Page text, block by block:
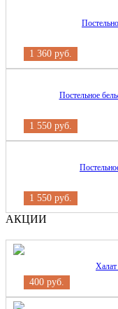
1 360 руб.
Постельное
1 550 руб.
1 550 руб.
АКЦИИ
400 руб.